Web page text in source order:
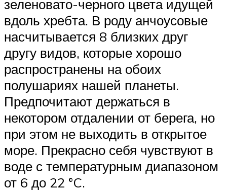
зеленовато-черного цвета идущей
вдоль хребта. В роду анчоусовые
насчитывается 8 близких друг
другу видов, которые хорошо
распространены на обоих
полушариях нашей планеты.
Предпочитают держаться в
некотором отдалении от берега, но
при этом не выходить в открытое
море. Прекрасно себя чувствуют в
воде с температурным диапазоном
от 6 до 22 °C.